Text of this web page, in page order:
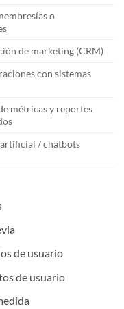
o
de marketing (CRM)
con sistemas
métricas y reportes
/ chatbots
de usuario
de usuario